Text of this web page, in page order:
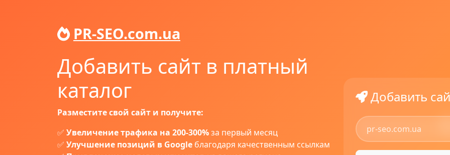
PR-SEO.com.ua
Добавить сайт в платный
каталог
Разместите свой сайт и получите:
✅ Увеличение трафика на 200-300%за первый месяц
✅ Улучшение позиций в Google благодаря качественным ссылкам
Добавить